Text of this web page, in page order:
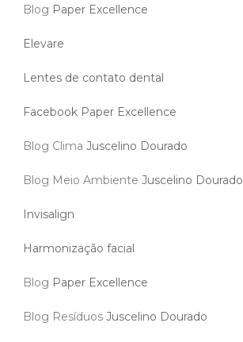
Blog Paper Excellence
Elevare
Lentes de contato dental
Facebook Paper Excellence
Blog Clima Juscelino Dourado
Blog Meio Ambiente Juscelino Dourado
Invisalign
Harmonização facial
Blog Paper Excellence
Blog Resíduos Juscelino Dourado